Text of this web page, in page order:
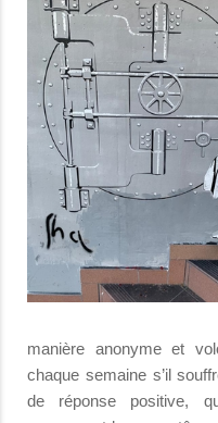
manière anonyme et
chaque semaine s’il
de réponse positive,